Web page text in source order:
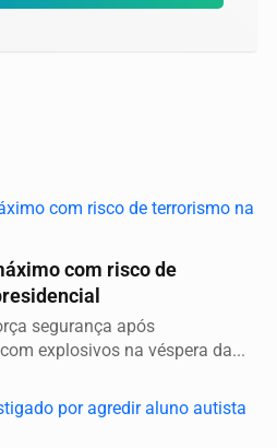
com risco de
segurança após
explosivos na véspera da...